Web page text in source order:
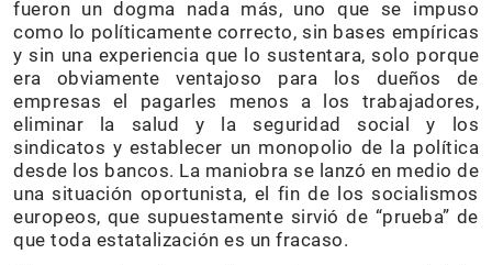
fueron un dogma nada más, uno que se impuso
como lo políticamente correcto, sin bases empíricas
y sin una experiencia que lo sustentara, solo porque
era obviamente ventajoso para los dueños de
empresas el pagarles menos a los trabajadores,
eliminar la salud y la seguridad social y los
sindicatos y establecer un monopolio de la política
desde los bancos. La maniobra se lanzó en medio de
una situación oportunista, el fin de los socialismos
europeos, que supuestamente sirvió de “prueba” de
que toda estatalización es un fracaso.